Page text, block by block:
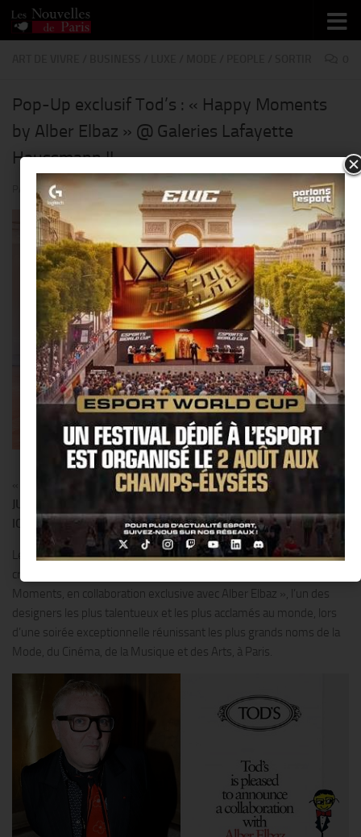
Skip to content
Pop-Up exclusif Tod’s : « Happy Moments
by Alber Elbaz » @ Galeries Lafayette
Haussmann !!
THIERRY KER · PUBLIÉ20 AOÛT 2019· MIS À JOUR20 AOÛT 2019
Tods PopUp Alber Elbaz Galeries Lafayette
POP-UP EXCLUSIF » AUX GALERIES LAFAYETTE HAUSSMANN
JUSQU’AU 3 SEPTEMBRE, ET EDITIONS LIMITÉES DU MODÈLE
ICONIQUE DE LA COLLECTION !!
Le 2 juillet 2019, Tod’s démontre à nouveau l’excellence de sa
créativité en dévoilant son tout dernier projet Tod’s : « Happy
Moments, en collaboration exclusive avec Alber Elbaz », l’un des
designers les plus talentueux et les plus acclamés au monde, lors
d’une soirée exceptionnelle réunissant les plus grands noms de la
Mode, du Cinéma, de la Musique et des Arts, à Paris.